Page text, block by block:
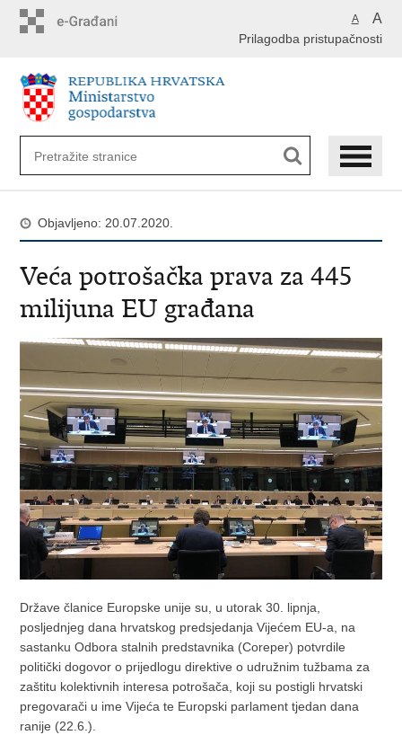
A A
Prilagodba pristupačnosti
Objavljeno: 20.07.2020.
Veća potrošačka prava za 445
milijuna EU građana
Države članice Europske unije su, u utorak 30. lipnja,
posljednjeg dana hrvatskog predsjedanja Vijećem EU-a, na
sastanku Odbora stalnih predstavnika (Coreper) potvrdile
politički dogovor o prijedlogu direktive o udružnim tužbama za
zaštitu kolektivnih interesa potrošača, koji su postigli hrvatski
pregovarači u ime Vijeća te Europski parlament tjedan dana
ranije (22.6.).